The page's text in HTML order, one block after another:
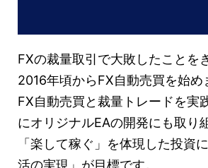
FXの裁量取引で大敗したことを
2016年頃からFX自動売買を始め
FX自動売買と裁量トレードを実
にオリジナルEAの開発にも取り
「楽して稼ぐ」を体現した投資
活の実現」が目標です。